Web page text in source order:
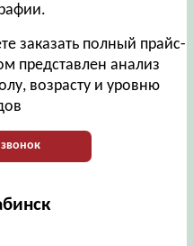
заказать полный прайс-
представлен анализ
возрасту и уровню